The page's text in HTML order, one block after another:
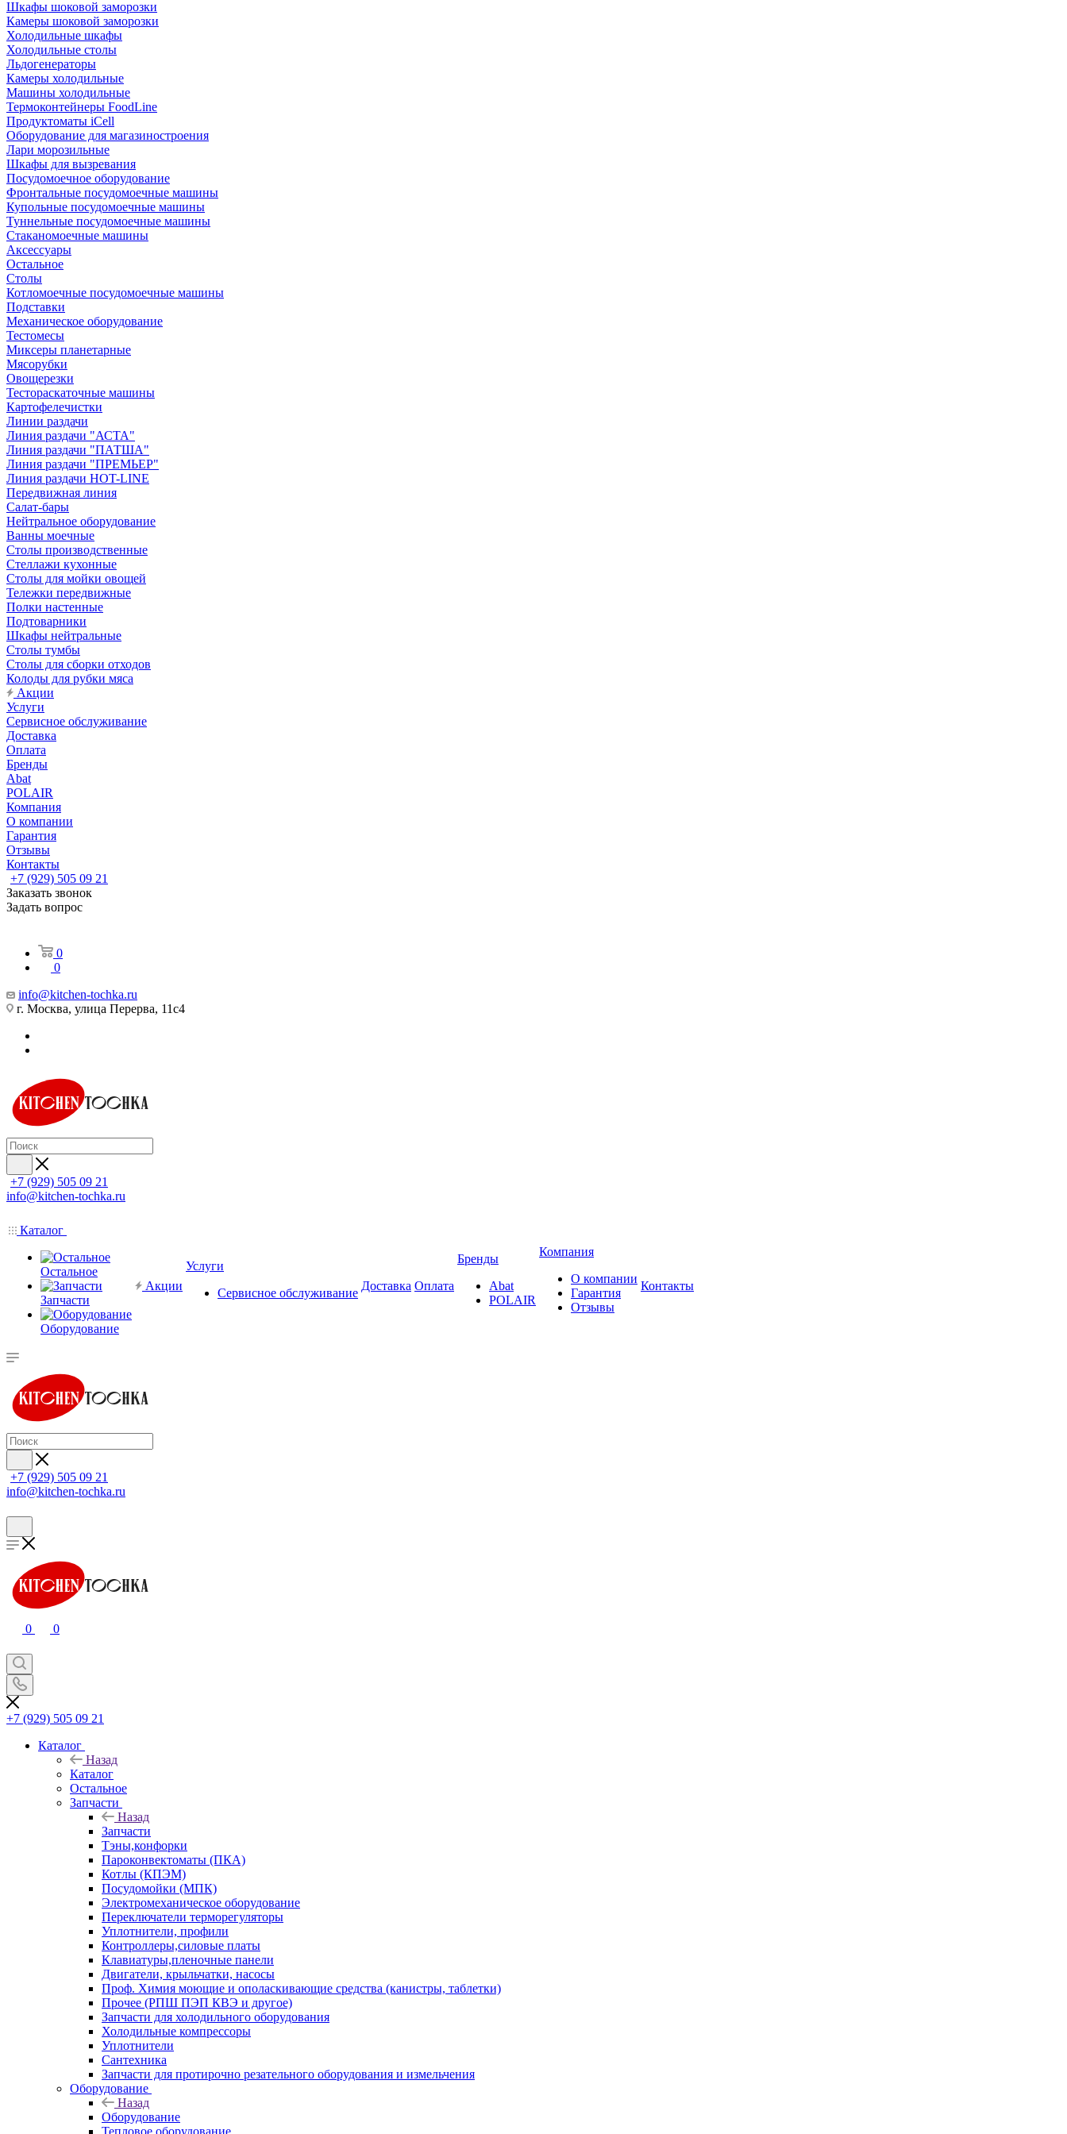
Шкафы шоковой заморозки
Камеры шоковой заморозки
Холодильные шкафы
Холодильные столы
Льдогенераторы
Камеры холодильные
Машины холодильные
Термоконтейнеры FoodLine
Продуктоматы iCell
Оборудование для магазиностроения
Лари морозильные
Шкафы для вызревания
Посудомоечное оборудование
Фронтальные посудомоечные машины
Купольные посудомоечные машины
Туннельные посудомоечные машины
Стаканомоечные машины
Аксессуары
Остальное
Столы
Котломоечные посудомоечные машины
Подставки
Механическое оборудование
Тестомесы
Миксеры планетарные
Мясорубки
Овощерезки
Тестораскаточные машины
Картофелечистки
Линии раздачи
Линия раздачи "АСТА"
Линия раздачи "ПАТША"
Линия раздачи "ПРЕМЬЕР"
Линия раздачи HOT-LINE
Передвижная линия
Салат-бары
Нейтральное оборудование
Ванны моечные
Столы производственные
Стеллажи кухонные
Столы для мойки овощей
Тележки передвижные
Полки настенные
Подтоварники
Шкафы нейтральные
Столы тумбы
Столы для сборки отходов
Колоды для рубки мяса
Акции
Услуги
Сервисное обслуживание
Доставка
Оплата
Бренды
Abat
POLAIR
Компания
О компании
Гарантия
Отзывы
Контакты
+7 (929) 505 09 21
Заказать звонок
Задать вопрос
0
0
info@kitchen-tochka.ru
г. Москва, улица Перерва, 11с4
+7 (929) 505 09 21
info@kitchen-tochka.ru
Каталог
Остальное
Запчасти
Оборудование
Акции
Услуги
Сервисное обслуживание
Доставка Оплата
Бренды
Abat
POLAIR
Компания
О компании
Гарантия
Отзывы
Контакты
+7 (929) 505 09 21
info@kitchen-tochka.ru
0 0
+7 (929) 505 09 21
Каталог
Назад
Каталог
Остальное
Запчасти
Назад
Запчасти
Тэны,конфорки
Пароконвектоматы (ПКА)
Котлы (КПЭМ)
Посудомойки (МПК)
Электромеханическое оборудование
Переключатели терморегуляторы
Уплотнители, профили
Контроллеры,силовые платы
Клавиатуры,пленочные панели
Двигатели, крыльчатки, насосы
Проф. Химия моющие и ополаскивающие средства (канистры, таблетки)
Прочее (РПШ ПЭП КВЭ и другое)
Запчасти для холодильного оборудования
Холодильные компрессоры
Уплотнители
Сантехника
Запчасти для протирочно резательного оборудования и измельчения
Оборудование
Назад
Оборудование
Тепловое оборудование